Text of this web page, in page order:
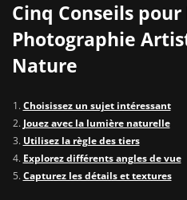
Cinq Conseils pour
Photographie
Nature
Choisissez un sujet intéressant
Jouez avec la lumière naturelle
Utilisez la règle des tiers
Explorez différents angles de vue
Capturez les détails et textures